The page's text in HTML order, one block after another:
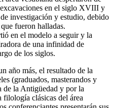
en el siglo XVIII y
investigación y estudio, debido
fueron halladas.
en el modelo a seguir y la
de una infinidad de
de los siglos.
año más, el resultado de la
(graduados, masterandos y
de la Antigüedad y por la
clásicas del área